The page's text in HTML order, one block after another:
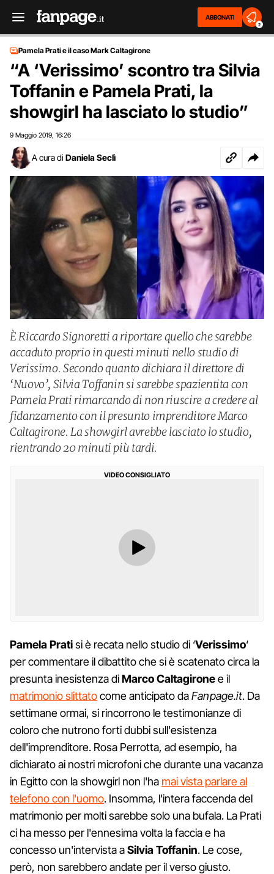
ABBONATI
2
Pamela Prati e il caso Mark Caltagirone
“A ‘Verissimo’ scontro tra Silvia
Toffanin e Pamela Prati, la
showgirl ha lasciato lo studio”
9 Maggio 2019 16:26
A cura di Daniela Seclì
È Riccardo Signoretti a riportare quello che sarebbe
accaduto proprio in questi minuti nello studio di
Verissimo. Secondo quanto dichiara il direttore di
‘Nuovo’, Silvia Toffanin si sarebbe spazientita con
Pamela Prati rimarcando di non riuscire a credere al
fidanzamento con il presunto imprenditore Marco
Caltagirone. La showgirl avrebbe lasciato lo studio,
rientrando 20 minuti più tardi.
VIDEO CONSIGLIATO
Pamela Pratisi è recata nello studio di ‘Verissimo‘
per commentare il dibattito che si è scatenato circa la
presunta inesistenza diMarco Caltagironee il
matrimonio slittatocome anticipato daFanpage.it. Da
settimane ormai, si rincorrono le testimonianze di
coloro che nutrono forti dubbi sull'esistenza
dell'imprenditore. Rosa Perrotta, ad esempio, ha
dichiarato ai nostri microfoni che durante una vacanza
in Egitto con la showgirl non l'ha mai vista parlare al
telefono con l'uomo. Insomma, l'intera faccenda del
matrimonio per molti sarebbe solo una bufala. La Prati
ci ha messo per l'ennesima volta la faccia e ha
concesso un'intervista aSilvia Toffanin. Le cose,
però, non sarebbero andate per il verso giusto.